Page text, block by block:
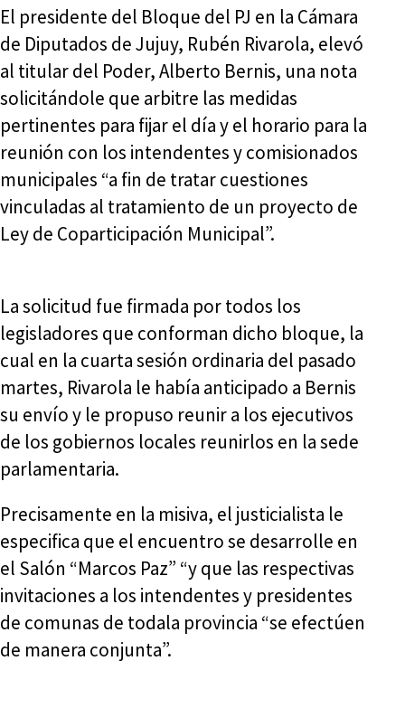
El presidente del Bloque del PJ en la Cámara
de Diputados de Jujuy, Rubén Rivarola, elevó
al titular del Poder, Alberto Bernis, una nota
solicitándole que arbitre las medidas
pertinentes para fijar el día y el horario para la
reunión con los intendentes y comisionados
municipales “a fin de tratar cuestiones
vinculadas al tratamiento de un proyecto de
Ley de Coparticipación Municipal”.
La solicitud fue firmada por todos los
legisladores que conforman dicho bloque, la
cual en la cuarta sesión ordinaria del pasado
martes, Rivarola le había anticipado a Bernis
su envío y le propuso reunir a los ejecutivos
de los gobiernos locales reunirlos en la sede
parlamentaria.
Precisamente en la misiva, el justicialista le
especifica que el encuentro se desarrolle en
el Salón “Marcos Paz” “y que las respectivas
invitaciones a los intendentes y presidentes
de comunas de todala provincia “se efectúen
de manera conjunta”.